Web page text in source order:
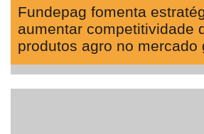
Fundepag fomenta
aumentar competitividade
produtos agro no mercado